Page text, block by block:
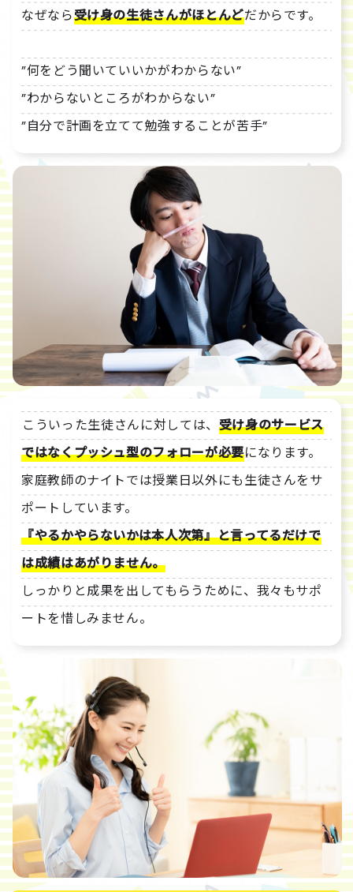
なぜなら受け身の生徒さんがほとんどだからです。
”何をどう聞いていいかがわからない”
”わからないところがわからない”
”自分で計画を立てて勉強することが苦手”
こういった生徒さんに対しては、 受け身のサービス
ではなくプッシュ型のフォローが必要になります。
家庭教師のナイトでは授業日以外にも生徒さんをサ
ポートしています。
『やるかやらないかは本人次第』と言ってるだけで
は成績はあがりません。
しっかりと成果を出してもらうために、我々もサポ
ートを惜しみません。